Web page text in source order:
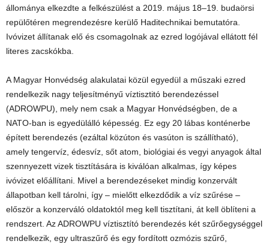
állománya elkezdte a felkészülést a 2019. május 18–19. budaörsi
repülőtéren megrendezésre kerülő Haditechnikai bemutatóra.
Ivóvizet állítanak elő és csomagolnak az ezred logójával ellátott fél
literes zacskókba.
A Magyar Honvédség alakulatai közül egyedül a műszaki ezred
rendelkezik nagy teljesítményű víztisztitó berendezéssel
(ADROWPU), mely nem csak a Magyar Honvédségben, de a
NATO-ban is egyedülálló képesség. Ez egy 20 lábas konténerbe
épített berendezés (ezáltal közúton és vasúton is szállítható),
amely tengervíz, édesvíz, sőt atom, biológiai és vegyi anyagok által
szennyezett vizek tisztítására is kiválóan alkalmas, így képes
ivóvizet előállítani. Mivel a berendezéseket mindig konzervált
állapotban kell tárolni, így – mielőtt elkezdődik a víz szűrése –
először a konzerváló oldatoktól meg kell tisztítani, át kell öblíteni a
rendszert. Az ADROWPU víztisztító berendezés két szűrőegységgel
rendelkezik, egy ultraszűrő és egy fordított ozmózis szűrő,